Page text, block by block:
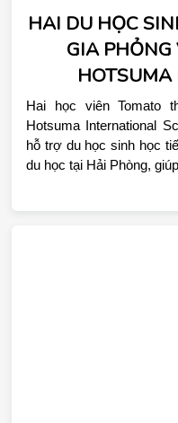
HAI DU HỌC
GIA
Hai học viên Tomato
Hotsuma International
hỗ trợ du học sinh học
du học tại Hải Phòng,